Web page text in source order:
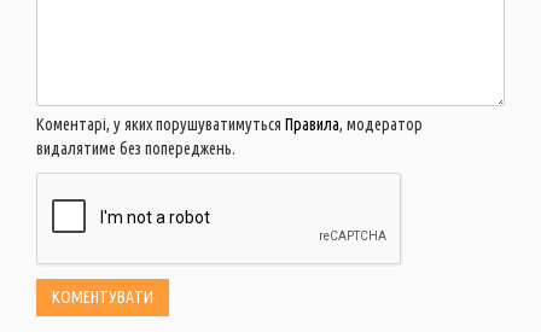
Коментарі, у яких порушуватимуться Правила, модератор
видалятиме без попереджень.